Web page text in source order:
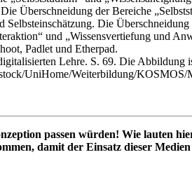
Lehre. S. 69. Die Abbildung
UniHome/Weiterbildung/
passen würden! Wie lauten
damit der Einsatz dieser